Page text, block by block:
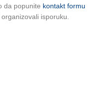
da popunite kontakt formu
isporuku.